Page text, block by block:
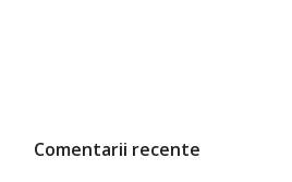
Comentarii recente